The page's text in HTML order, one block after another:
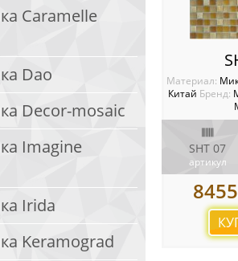
Caramelle
Dao
Decor-mosaic
Imagine
Irida
Keramograd
Материал:
Китай Бренд:
SHT 07
артикул